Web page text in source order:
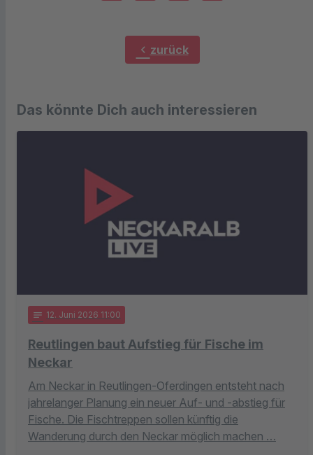
chevron_left zurück
Das könnte Dich auch interessieren
notes 12. Juni 2026 11:00
Reutlingen baut Aufstieg für Fische im
Neckar
Am Neckar in Reutlingen-Oferdingen entsteht nach
jahrelanger Planung ein neuer Auf- und -abstieg für
Fische. Die Fischtreppen sollen künftig die
Wanderung durch den Neckar möglich machen …